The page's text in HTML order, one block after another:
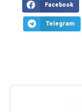
Facebook
Telegram